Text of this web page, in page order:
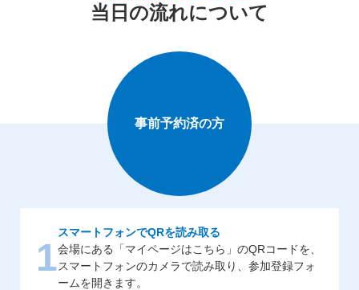
当日の流れについて
事前予約済の方
1
スマートフォンでQRを読み取る
会場にある「マイページはこちら」のQRコードを、
スマートフォンのカメラで読み取り、参加登録フォ
ームを開きます。